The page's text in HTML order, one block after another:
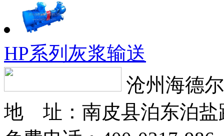
HP系列灰浆输送
沧州海德
地 址：南皮县泊东泊盐